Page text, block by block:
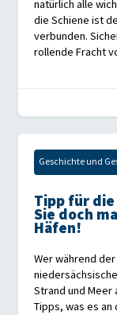
natürlich alle
die Schiene ist
verbunden.
rollende Fracht
Geschichte und
Tipp für
Sie doch
Häfen!
Wer während
Strand und Meer
Tipps, was es